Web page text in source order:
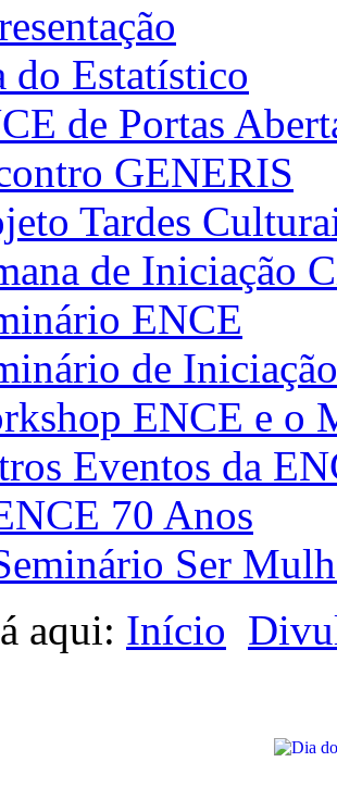
do Estatístico
de Portas
GENERIS
Tardes
de Iniciação
ENCE
de
ENCE e o
Eventos da
70 Anos
Ser
aqui: Início